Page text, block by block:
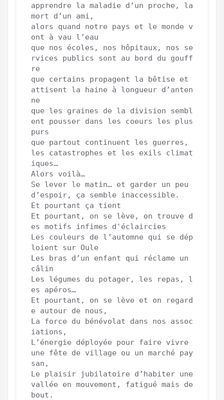
apprendre la maladie d’un proche, la
mort d’un ami,
alors quand notre pays et le monde v
ont à vau l’eau
que nos écoles, nos hôpitaux, nos se
rvices publics sont au bord du gouff
re
que certains propagent la bêtise et
attisent la haine à longueur d’anten
ne
que les graines de la division sembl
ent pousser dans les coeurs les plus
purs
que partout continuent les guerres,
les catastrophes et les exils climat
iques…
Alors voilà…
Se lever le matin… et garder un peu
d’espoir, ça semble inaccessible.
Et pourtant ça tient
Et pourtant, on se lève, on trouve d
es motifs infimes d'éclaircies
Les couleurs de l’automne qui se dép
loient sur Oule
Les bras d’un enfant qui réclame un
câlin
Les légumes du potager, les repas, l
es apéros…
Et pourtant, on se lève et on regard
e autour de nous,
La force du bénévolat dans nos assoc
iations,
L’énergie déployée pour faire vivre
une fête de village ou un marché pay
san,
Le plaisir jubilatoire d’habiter une
vallée en mouvement, fatigué mais de
bout.